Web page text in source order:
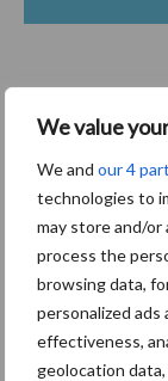
We value
We and our 4
technologies to
may store and/or
process the
browsing data,
personalized ads
effectiveness,
geolocation
Primaire
Sidebar
Recent
6 aug